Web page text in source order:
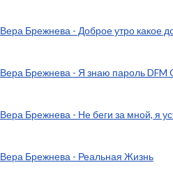
Вера Брежнева - Доброе утро какое
Вера Брежнева - Я знаю пароль DFM
Вера Брежнева - Не беги за мной, я
Вера Брежнева - Реальная Жизнь